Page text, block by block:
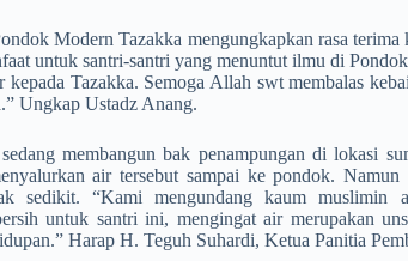
Modern Tazakka mengungkapkan rasa terima
untuk santri-santri yang me­nun­tut ilmu di
kepada Tazakka. Semoga Allah swt membalas
Ungkap Ustadz Anang.
membangun bak penampungan di lokasi
air­ tersebut sampai ke pondok. Namun
sedikit. “Kami meng­undang kaum muslimin
untuk santri ini, mengingat air merupakan
Harap H. Teguh Suhardi, Ketua Pa­ni­tia